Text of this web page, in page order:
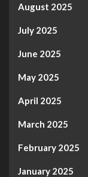
August 2025
July 2025
June 2025
May 2025
April 2025
March 2025
February 2025
January 2025